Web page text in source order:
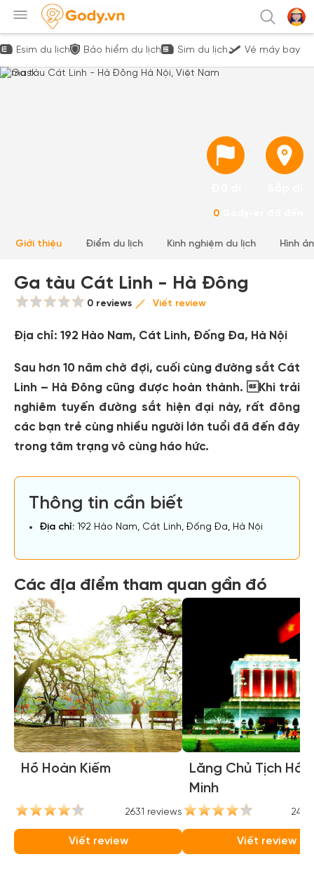
Esim du lịch Bảo hiểm du lịch Sim du lịch Vé máy bay
0
Giới thiệu Điểm du lịch Kinh nghiệm du lịch Hình
Ga tàu Cát Linh - Hà Đông
0 reviews Viết review
Địa chỉ: 192 Hào Nam, Cát Linh, Đống Đa, Hà Nội
Sau hơn 10 năm chờ đợi, cuối cùng đường sắt Cát
Linh – Hà Đông cũng được hoàn thành. Khi trải
nghiêm tuyến đường sắt hiện đại này, rất đông
các bạn trẻ cùng nhiều người lớn tuổi đã đến đây
trong tâm trạng vô cùng háo hức.
Thông tin cần biết
Địa chỉ: 192 Hào Nam, Cát Linh, Đống Đa, Hà Nội
Các địa điểm tham quan gần đó
Hồ Hoàn Kiếm
2631 reviews
Viết review
Lăng Chủ Tịch Hồ
Minh
Viết review